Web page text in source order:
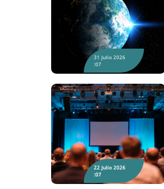
Del diagnóstico a la acción: la revolución de
los datos climáticos llega a los municipios
europeos
31 Julio 2026
:07
Energía propia, ciudades más fuertes: las
claves del gran foro europeo de resiliencia
urbana
22 Julio 2026
:07